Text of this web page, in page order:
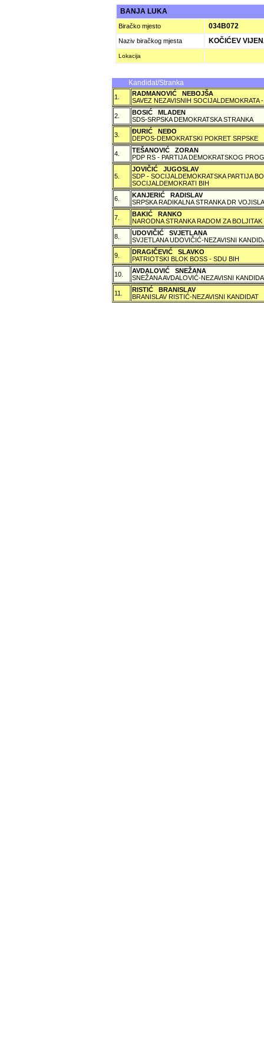
BANJA LUKA
Biračko mjesto 034B072
Naziv biračkog mjesta KOČIĆEV
Lokacija
Kandidat/Stranka
1.
RADMANOVIĆ NEBOJŠA
SAVEZ NEZAVISNIH SOCIJALDEMOKRATA
2.
BOSIĆ MLADEN
SDS-SRPSKA DEMOKRATSKA STRANKA
3.
ÐURIĆ NEÐO
DEPOS-DEMOKRATSKI POKRET SRPSKE
4.
TEŠANOVIĆ ZORAN
PDP RS - PARTIJA DEMOKRATSKOG
5.
JOVIČIĆ JUGOSLAV
SDP - SOCIJALDEMOKRATSKA PARTIJA
SOCIJALDEMOKRATI BIH
6.
KANJERIĆ RADISLAV
SRPSKA RADIKALNA STRANKA DR
7.
BAKIĆ RANKO
NARODNA STRANKA RADOM ZA BOLJITAK
8.
UDOVIČIĆ SVJETLANA
SVJETLANA UDOVIČIĆ-NEZAVISNI
9.
DRAGIČEVIĆ SLAVKO
PATRIOTSKI BLOK BOSS - SDU BIH
10.
AVDALOVIĆ SNEŽANA
SNEŽANA AVDALOVIĆ-NEZAVISNI
11.
RISTIĆ BRANISLAV
BRANISLAV RISTIĆ-NEZAVISNI KANDIDAT